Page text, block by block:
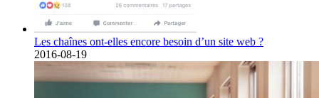
Les chaînes ont-elles encore besoin d’un site web ?
2016-08-19